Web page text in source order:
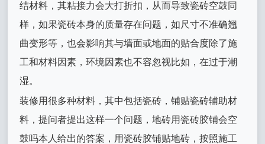
结材料，其粘接力会大打折扣，从而导致瓷砖空鼓同
样，如果瓷砖本身的质量存在问题，如尺寸不准确翘
曲变形等，也会影响其与墙面或地面的贴合度除了施
工和材料因素，环境因素也不容忽视比如，在过于潮
湿。
装修用很多种材料，其中包括瓷砖，铺贴瓷砖辅助材
料，提问者提出这样一个问题，地砖用瓷砖胶铺会空
鼓吗本人给出的答案，用瓷砖胶铺贴地砖，按照施工